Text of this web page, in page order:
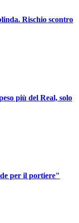
Rischio scontro
più del Real, solo
per il portiere"